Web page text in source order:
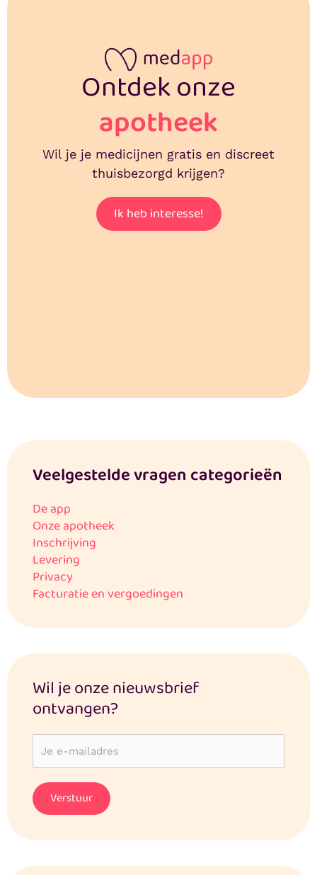
Ontdek onze
apotheek
Wil je je medicijnen gratis en discreet
thuisbezorgd krijgen?
Ik heb interesse!
Veelgestelde vragen categorieën
De app
Onze apotheek
Inschrijving
Levering
Privacy
Facturatie en vergoedingen
Wil je onze nieuwsbrief
ontvangen?